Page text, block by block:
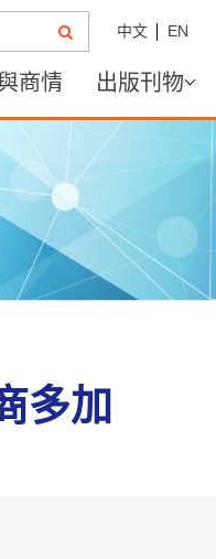
中文 EN
商情 出版刊物
多加